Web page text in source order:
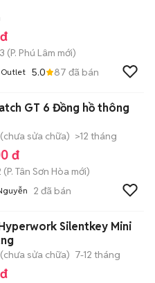
(P. Phú Lâm mới)
5.0 87 đã bán
GT 6 Đồng hồ thông
sửa chữa) >12 tháng
đ
(P. Tân Sơn Hòa mới)
2 đã bán
Silentkey Mini
sửa chữa) 7-12 tháng